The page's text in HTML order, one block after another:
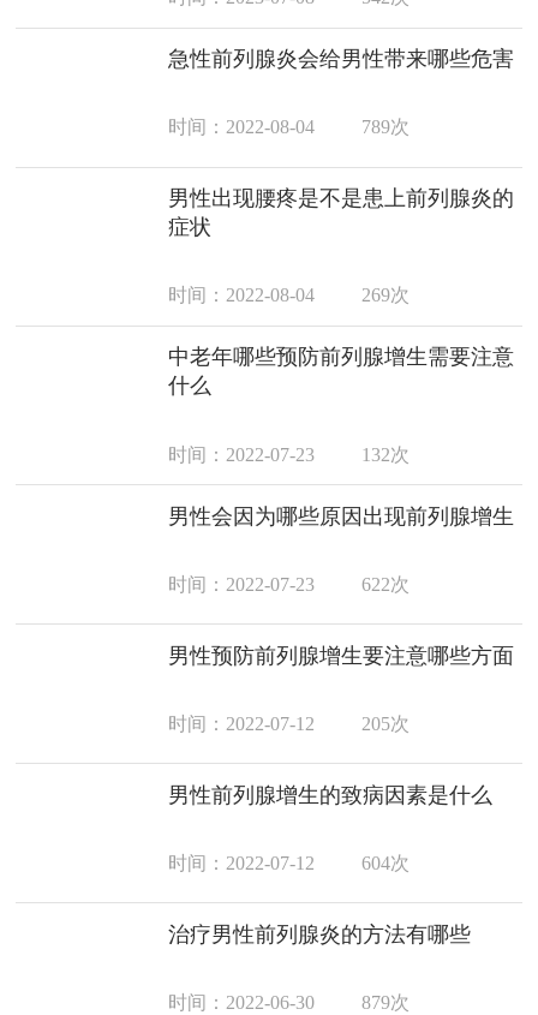
急性前列腺炎会给男性带来哪些危害
时间：2022-08-04 789次
男性出现腰疼是不是患上前列腺炎的
症状
时间：2022-08-04 269次
中老年哪些预防前列腺增生需要注意
什么
时间：2022-07-23 132次
男性会因为哪些原因出现前列腺增生
时间：2022-07-23 622次
男性预防前列腺增生要注意哪些方面
时间：2022-07-12 205次
男性前列腺增生的致病因素是什么
时间：2022-07-12 604次
治疗男性前列腺炎的方法有哪些
时间：2022-06-30 879次